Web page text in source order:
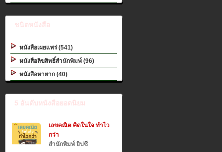
ชนิดหนังสือ
หนังสือเผยแพร่ (541)
หนังสือลิขสิทธิ์สำนักพิมพ์ (96)
หนังสือหายาก (40)
5 อันดับหนังสือยอดนิยม
เลขคณิต คิดในใจ ทำไว
กว่า
สำนักพิมพ์ ยิปซี